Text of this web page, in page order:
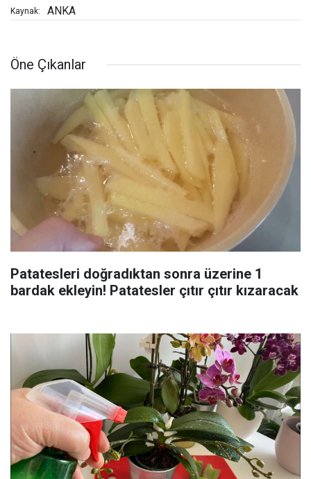
Kaynak: ANKA
Öne Çıkanlar
Patatesleri doğradıktan sonra üzerine 1
bardak ekleyin! Patatesler çıtır çıtır kızaracak